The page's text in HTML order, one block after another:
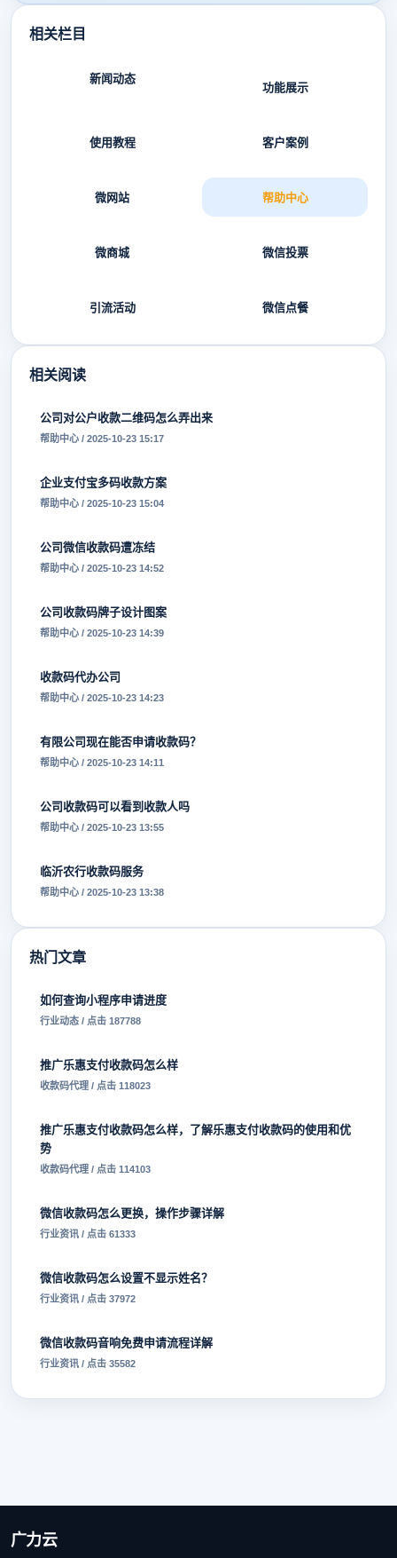
相关栏目
新闻动态
功能展示
使用教程 客户案例
微网站 帮助中心
微商城 微信投票
引流活动 微信点餐
相关阅读
公司对公户收款二维码怎么弄出来
帮助中心 / 2025-10-23 15:17
企业支付宝多码收款方案
帮助中心 / 2025-10-23 15:04
公司微信收款码遭冻结
帮助中心 / 2025-10-23 14:52
公司收款码牌子设计图案
帮助中心 / 2025-10-23 14:39
收款码代办公司
帮助中心 / 2025-10-23 14:23
有限公司现在能否申请收款码？
帮助中心 / 2025-10-23 14:11
公司收款码可以看到收款人吗
帮助中心 / 2025-10-23 13:55
临沂农行收款码服务
帮助中心 / 2025-10-23 13:38
热门文章
如何查询小程序申请进度
行业动态 / 点击 187788
推广乐惠支付收款码怎么样
收款码代理 / 点击 118023
推广乐惠支付收款码怎么样，了解乐惠支付收款码的使用和优
势
收款码代理 / 点击 114103
微信收款码怎么更换，操作步骤详解
行业资讯 / 点击 61333
微信收款码怎么设置不显示姓名？
行业资讯 / 点击 37972
微信收款码音响免费申请流程详解
行业资讯 / 点击 35582
广力云